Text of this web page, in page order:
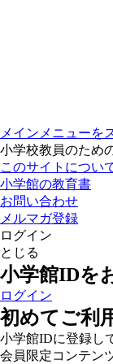
メインメニューを
小学校教員のため
このサイトについ
小学館の教育書
お問い合わせ
メルマガ登録
ログイン
とじる
小学館IDを
ログイン
初めてご利
小学館IDに登録し
会員限定コンテン